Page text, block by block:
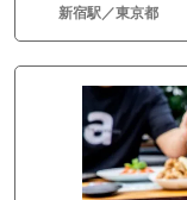
新宿駅／東京都